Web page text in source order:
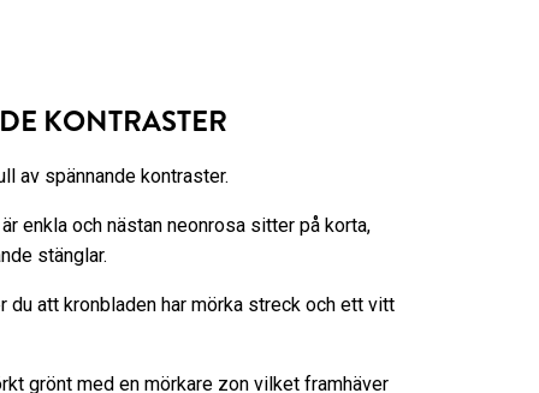
KONTRASTER
av spännande kontraster.
enkla och nästan neonrosa sitter på korta,
stänglar.
du att kronbladen har mörka streck och ett vitt
grönt med en mörkare zon vilket framhäver